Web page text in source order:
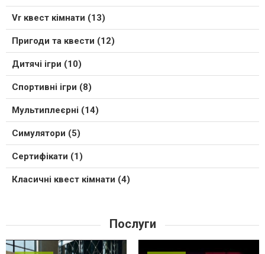
Vr квест кімнати (13)
Пригоди та квести (12)
Дитячі ігри (10)
Спортивні ігри (8)
Мультиплеєрні (14)
Симулятори (5)
Сертифікати (1)
Класичні квест кімнати (4)
Послуги